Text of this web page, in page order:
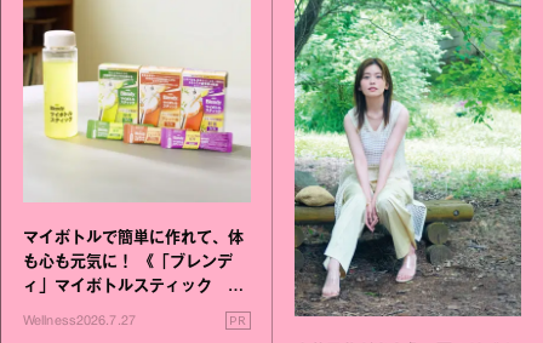
マイボトルで簡単に作れて、体
も心も元気に！ 《「ブレンデ
ィ」マイボトルスティック い
いこと毎日》シリーズが誕生
Wellness2026.7.27 PR